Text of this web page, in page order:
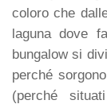
coloro che
laguna dove
bungalow si
perché
(perché